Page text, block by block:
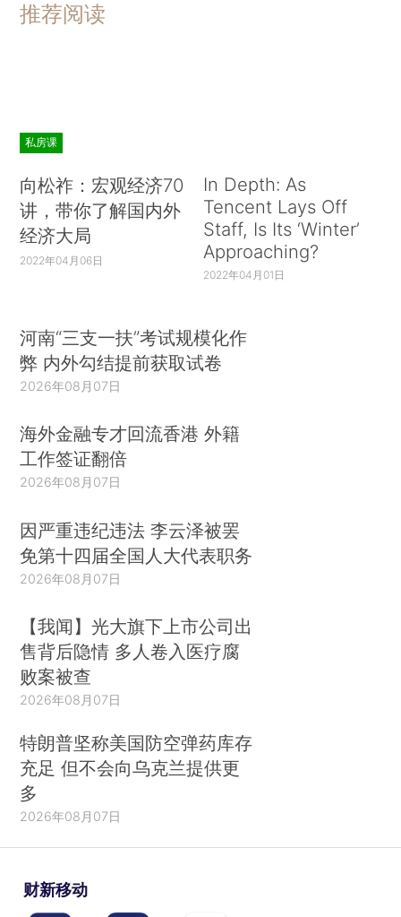
推荐阅读
私房课
向松祚：宏观经济70
讲，带你了解国内外
经济大局
2022年04月06日
In Depth: As
Tencent Lays Off
Staff, Is Its ‘Winter’
Approaching?
2022年04月01日
河南“三支一扶”考试规模化作
弊 内外勾结提前获取试卷
2026年08月07日
海外金融专才回流香港 外籍
工作签证翻倍
2026年08月07日
因严重违纪违法 李云泽被罢
免第十四届全国人大代表职务
2026年08月07日
【我闻】光大旗下上市公司出
售背后隐情 多人卷入医疗腐
败案被查
2026年08月07日
特朗普坚称美国防空弹药库存
充足 但不会向乌克兰提供更
多
2026年08月07日
财新移动